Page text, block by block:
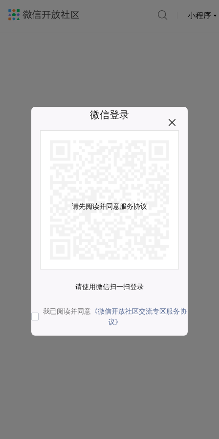
小程序
微信登录
请先阅读并同意服务协议
请使用微信扫一扫登录
我已阅读并同意 《微信开放社区交流专区服务协
议》